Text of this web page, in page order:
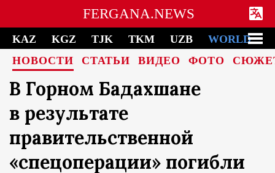
FERGANA.NEWS
KAZ KGZ TJK TKM UZB
WORLD
НОВОСТИ
СТАТЬИ ВИДЕО ФОТО
В Горном Бадахшане
в результате
правительственной
«спецоперации» погибли